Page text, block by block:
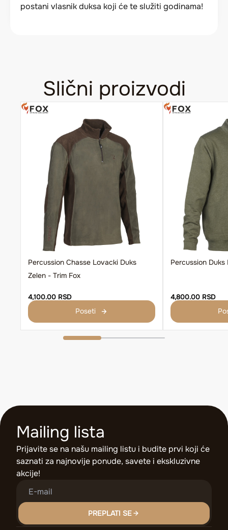
postani vlasnik duksa koji će te služiti godinama!
Slični proizvodi
Percussion Chasse Lovacki Duks
Zelen - Trim Fox
4,100.00 RSD
Poseti
Percussion Duks
4,800.00 RSD
Mailing lista
Prijavite se na našu mailing listu i budite prvi koji će
saznati za najnovije ponude, savete i ekskluzivne
akcije!
PREPLATI SE